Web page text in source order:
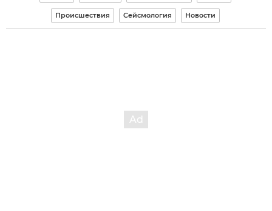
Происшествия Сейсмология Новости